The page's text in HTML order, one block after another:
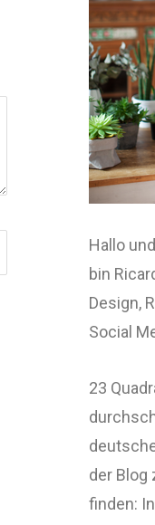
Hallo
bin
Design,
Social
23
der Blog
finden: